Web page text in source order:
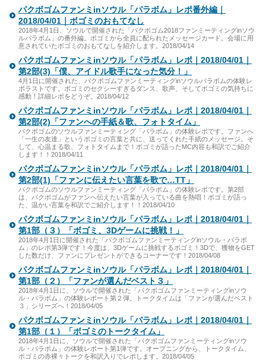
パクボゴムファンミinソウル「パラボム」レポ番外編｜
2018/04/01｜ボゴミのおもてなし
2018年4月1日、ソウルで開催された「パクボゴム2018ファンミーティングinソウ
ルパラボム」の番外編。ボゴミから全員に配られたメッセージカード。会場に用
意されていたボゴミのおもてなしを紹介します。2018/04/14
パクボゴムファンミinソウル「パラボム」レポ｜2018/04/01｜
第2部(3)「僕、アイドル歌手になった気分！」
4月1日に開催された、パクボゴムファンミーティングinソウルパラボムの体験レ
ポラストです。ボゴミのセクシーすぎるダンス、歌声、そしてボゴミの気持ちに
感動！詳細レポをどうぞ。2018/04/12
パクボゴムファンミinソウル「パラボム」レポ｜2018/04/01｜
第2部(2)「ファンへの手紙＆歌、フォトタイム」
パクボゴムのソウルファンミーティング「パラボム」の体験レポです。ファンへ
「一生の友達」というボゴミの言葉と共に、送ってくれた手紙のメッセージ。そ
して、心温まる歌、フォトタイムまで！ボゴミが語ったMC内容も和訳でご紹介
します！！2018/04/11
パクボゴムファンミinソウル「パラボム」レポ｜2018/04/01｜
第2部(1)「ファンに伝えたい言葉を歌で…TT」
パクボゴムのソウルファンミーティング「パラボム」の体験レポです。第2部
は、パクボゴムがファンへ伝えたい言葉が入っている曲を熱唱！ボゴミが語っ
た、温かい言葉を和訳でご紹介します！！2018/04/10
パクボゴムファンミinソウル「パラボム」レポ｜2018/04/01｜
第1部（３）「ボゴミ、3Dゲームに挑戦！」
2018年4月1日に開催された「パクボゴムファンミーティングinソウル・パラボ
ム」のレポ第3弾です！今度は、3Dゲームに挑戦するボゴミ！3Dで、獲物をGET
した数だけ、ファンにプレゼントができるコーナーです！2018/04/08
パクボゴムファンミinソウル「パラボム」レポ｜2018/04/01｜
第1部（２）「ファンが選んだベスト３」
2018年4月1日に、ソウルで開催された「パクボゴムファンミーティングinソウ
ル・パラボム」の体験レポート第２弾。トークタイムは「ファンが選んだベスト
３」シリーズへ！2018/04/05
パクボゴムファンミinソウル「パラボム」レポ｜2018/04/01｜
第1部（１）「ボゴミのトークタイム」
2018年4月1日に、ソウルで開催された「パクボゴムファンミーティングinソウ
ル・パラボム」の体験レポート第1弾です。オープニングから、トークタイム、
ボゴミの赤裸々トークを和訳入りでレポします。2018/04/05